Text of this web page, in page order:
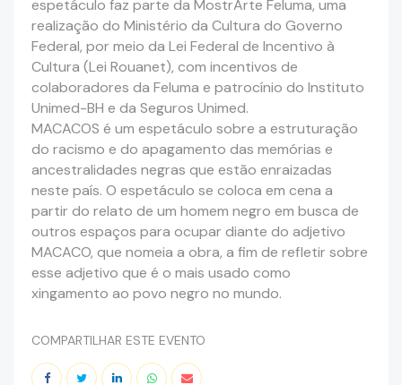
espetáculo faz parte da MostrArte Feluma, uma
realização do Ministério da Cultura do Governo
Federal, por meio da Lei Federal de Incentivo à
Cultura (Lei Rouanet), com incentivos de
colaboradores da Feluma e patrocínio do Instituto
Unimed-BH e da Seguros Unimed.
MACACOS é um espetáculo sobre a estruturação
do racismo e do apagamento das memórias e
ancestralidades negras que estão enraizadas
neste país. O espetáculo se coloca em cena a
partir do relato de um homem negro em busca de
outros espaços para ocupar diante do adjetivo
MACACO, que nomeia a obra, a fim de refletir sobre
esse adjetivo que é o mais usado como
xingamento ao povo negro no mundo.
COMPARTILHAR ESTE EVENTO